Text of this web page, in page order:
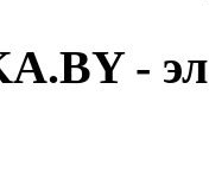
-